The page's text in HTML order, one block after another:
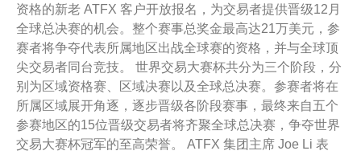
资格的新老 ATFX 客户开放报名，为交易者提供晋级12月
全球总决赛的机会。整个赛事总奖金最高达21万美元，参
赛者将争夺代表所属地区出战全球赛的资格，并与全球顶
尖交易者同台竞技。 世界交易大赛杯共分为三个阶段，分
别为区域资格赛、区域决赛以及全球总决赛。参赛者将在
所属区域展开角逐，逐步晋级各阶段赛事，最终来自五个
参赛地区的15位晋级交易者将齐聚全球总决赛，争夺世界
交易大赛杯冠军的至高荣誉。 ATFX 集团主席 Joe Li 表